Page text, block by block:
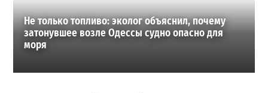
Не только топливо: эколог объяснил, почему
затонувшее возле Одессы судно опасно для
моря